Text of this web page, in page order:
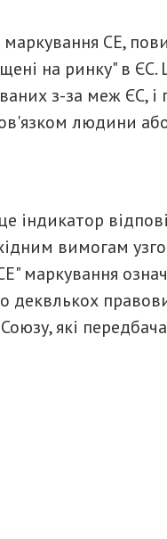
CE,
на ринку" в
з-за меж ЄС,
людини
індикатор
вимогам
маркування
деквлькох
які